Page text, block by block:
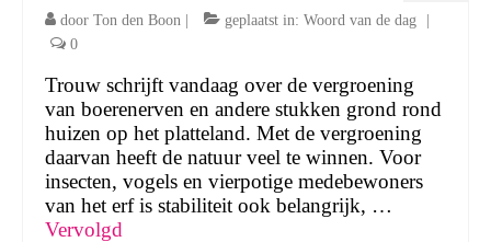
door Ton den Boon | geplaatst in: Woord van de dag
|
0
Trouw schrijft vandaag over de vergroening
van boerenerven en andere stukken grond rond
huizen op het platteland. Met de vergroening
daarvan heeft de natuur veel te winnen. Voor
insecten, vogels en vierpotige medebewoners
van het erf is stabiliteit ook belangrijk, …
Vervolgd